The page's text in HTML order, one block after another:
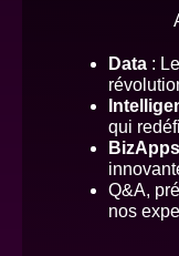
Data :
qui
BizApps
Q&A,
nos